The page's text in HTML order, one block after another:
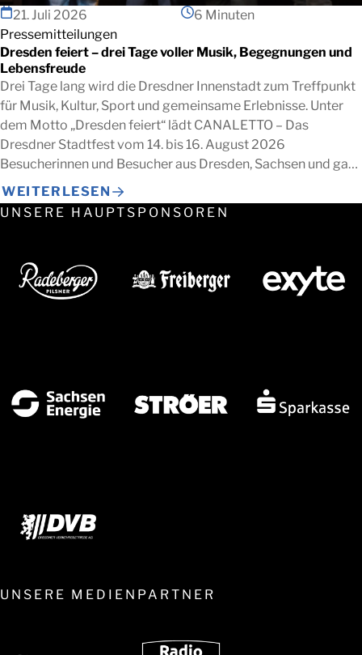
Dresden feiert – drei Tage voller Musik, Begegnungen und
Lebensfreude
Drei Tage lang wird die Dresdner Innenstadt zum Treffpunkt
für Musik, Kultur, Sport und gemeinsame Erlebnisse. Unter
dem Motto „Dresden feiert“ lädt CANALETTO – Das
Dresdner Stadtfest vom 14. bis 16. August 2026
Besucherinnen und Besucher aus Dresden, Sachsen und ganz
Deutschland ein, die besondere Atmosphäre der
Landeshauptstadt gemeinsam zu erleben. Zwischen
Altmarkt, Theaterplatz, Schlossplatz, […]
WEITERLESEN
21. Juli 2026
6 Minuten
Pressemitteilungen
UNSERE HAUPTSPONSOREN
UNSERE MEDIENPARTNER